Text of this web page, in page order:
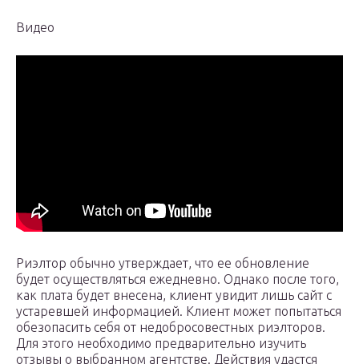
Видео
Риэлтор обычно утверждает, что ее обновление
будет осуществляться ежедневно. Однако после того,
как плата будет внесена, клиент увидит лишь сайт с
устаревшей информацией. Клиент может попытаться
обезопасить себя от недобросовестных риэлторов.
Для этого необходимо предварительно изучить
отзывы о выбранном агентстве. Действия удастся